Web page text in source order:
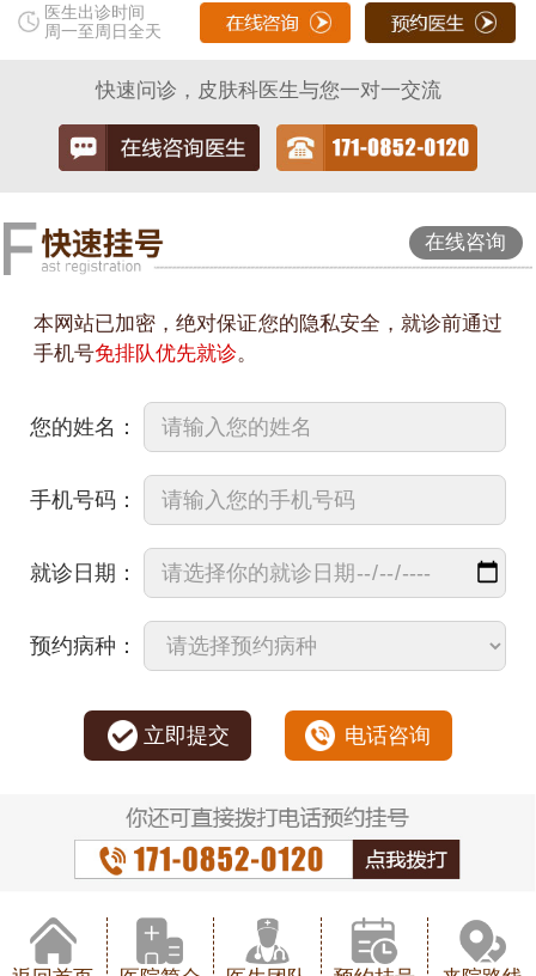
医生出诊时间
周一至周日全天
快速问诊，皮肤科医生与您一对一交流
在线咨询
本网站已加密，绝对保证您的隐私安全，就诊前通过
手机号免排队优先就诊。
您的姓名：
手机号码：
就诊日期：
预约病种：
立即提交 电话咨询